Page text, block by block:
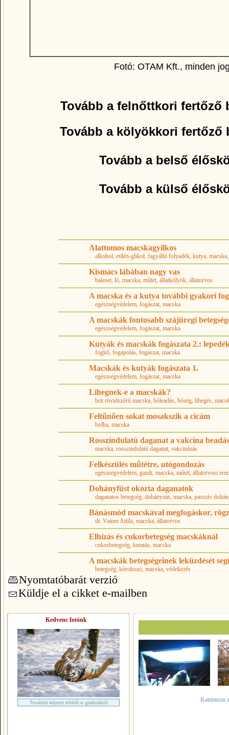
Fotó: OTAM Kft., minden
Tovább a felnőttkori fertőző
Tovább a kölyökkori fertőző
Tovább a belső
Tovább a külső
Alattomos macskagyilkos
. alkohol, etilén-glikol, fagyálló folyadék, kutya, macska
Kismacs lábában nagy vas
. baleset, ló, macska, műtét, állatkölyök, állatorvos
A macska és a kutya további gyakori
. egészségvédelem, fogászat, macska
A macskák fontosabb szájüregi
. egészségvédelem, fogászat, macska
Kutyák és macskák fogászata 2.:
. fogkő, fogápolás, fogászat, macska
Macskák és kutyák fogászata 1.
. egészségvédelem, fogászat, macska
Lihegnek-e a macskák?
. brit rövidszőrű macska, hőleadás, hőség, lihegés,
Feltűnően sokat mosakszik a cicám
. bolha, macska
Rosszindulatú daganat a vakcina
. macska, rosszindulatú daganat, vakcinázás
Felkészülés műtétre, utógondozás
. egészségvédelem, gazdi, macska, műtét, állatorvosi
Dohányfüst okozta daganatok
. daganatos betegség, dohányzás, macska, passzív
Bánásmód macskával megfogáskor,
. dr. Vainer Attila, macska, állatorvos
Elhízás és cukorbetegség macskáknál
. cukorbetegség, kutatás, macska
A macskák betegségeinek leküzdését
. betegség, kórokozó, macska, védekezés
Nyomtatóbarát verzió
Küldje el a cikket e-mailben
Kedvenc fotónk
További képek ebből a galériából Kattintson